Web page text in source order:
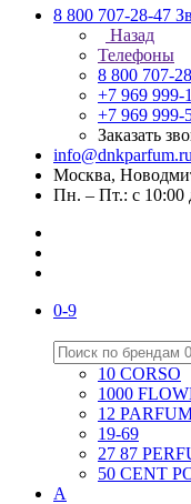
8 800 707-28-47
Назад
Телефоны
8 800 707-
+7 969 999-
+7 969 999-
Заказать
info@dnkparfum.ru
Москва,
Пн. – Пт.: с 10:00
0-9
10 CORSO
1000
12
19-69
27 87
50 CENT
A